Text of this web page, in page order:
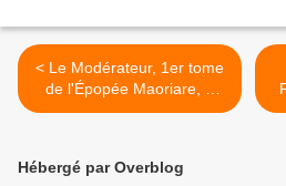
< Le Modérateur, 1er tome
de l'Épopée Maoriare, à
paraître le 8 octobre 2017
Hébergé par Overblog